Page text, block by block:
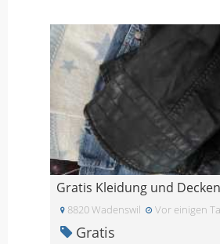
Gratis Kleidung und Decken
8820 Wadenswil Vor einigen
Gratis